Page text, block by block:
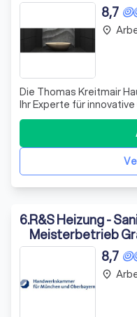
8,7
Die Thomas Kreitmair
Ihr Experte für
Bereichen Sanitär,
Qualität und
sowohl im privaten als
realisieren. Ob es um
place
6.R&S Heizung -
Meisterbetrieb
8,7
place